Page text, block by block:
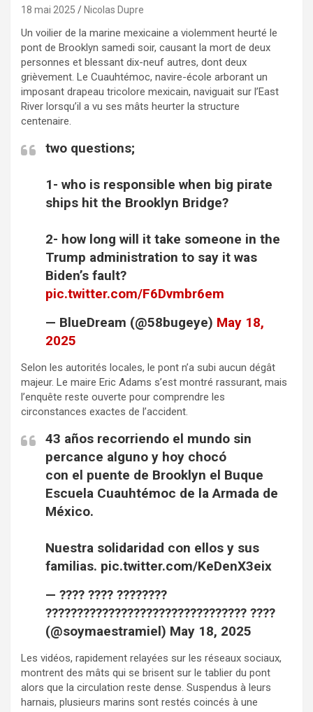
18 mai 2025 Nicolas Dupre
Un voilier de la marine mexicaine a violemment heurté le
pont de Brooklyn samedi soir, causant la mort de deux
personnes et blessant dix-neuf autres, dont deux
grièvement. Le Cuauhtémoc, navire-école arborant un
imposant drapeau tricolore mexicain, naviguait sur l’East
River lorsqu’il a vu ses mâts heurter la structure
centenaire.
two questions;
1- who is responsible when big pirate
ships hit the Brooklyn Bridge?
2- how long will it take someone in the
Trump administration to say it was
Biden’s fault?
pic.twitter.com/F6Dvmbr6em
— BlueDream (@58bugeye) May 18,
2025
Selon les autorités locales, le pont n’a subi aucun dégât
majeur. Le maire Eric Adams s’est montré rassurant, mais
l’enquête reste ouverte pour comprendre les
circonstances exactes de l’accident.
43 años recorriendo el mundo sin
percance alguno y hoy chocó
con el puente de Brooklyn el Buque
Escuela Cuauhtémoc de la Armada de
México.
Nuestra solidaridad con ellos y sus
familias. pic.twitter.com/KeDenX3eix
— ???? ???? ????????
???????????????????????????????? ????
(@soymaestramiel) May 18, 2025
Les vidéos, rapidement relayées sur les réseaux sociaux,
montrent des mâts qui se brisent sur le tablier du pont
alors que la circulation reste dense. Suspendus à leurs
harnais, plusieurs marins sont restés coincés à une